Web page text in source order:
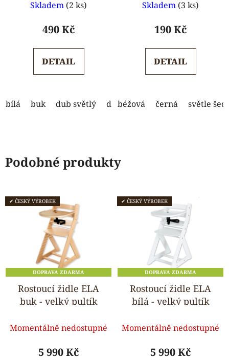
hodnocení
produktu
5,0
z
Skladem (2 ks)
490 Kč
DETAIL
bílá buk dub světlý dub tmavý modrá ořech
hodnocení
produktu
5,0
z
Skladem (3 ks)
190 Kč
DETAIL
béžová černá světle
Podobné produkty
✔ ČESKÝ VÝROBEK
DOPRAVA ZDARMA
Rostoucí židle ELA
buk - velký pultík
hodnocení
produktu
Momentálně nedostupné
5 990 Kč
✔ ČESKÝ VÝROBEK
DOPRAVA ZDARMA
Rostoucí židle ELA
bílá - velký pultík
hodnocení
produktu
Momentálně nedostupné
5 990 Kč